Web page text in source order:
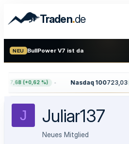
Traden.de
NEU BullPower V7 ist da
+47,68 (+0,62 %) Nasdaq 100723,03
J Juliar137
Neues Mitglied